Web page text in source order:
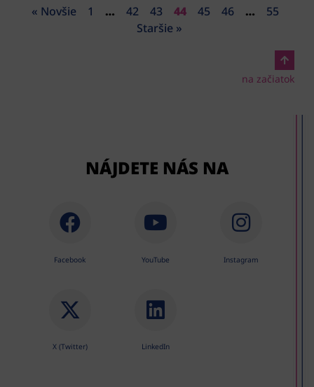
« Novšie 1 … 42 43 44 45 46 …
55
Staršie »
na začiatok
NÁJDETE NÁS NA
Facebook YouTube Instagram
X (Twitter) LinkedIn